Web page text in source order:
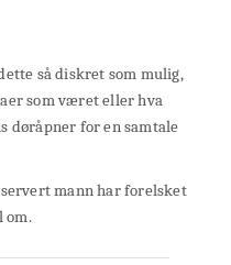
så diskret som mulig,
som været eller hva
døråpner for en samtale
mann har forelsket
om.